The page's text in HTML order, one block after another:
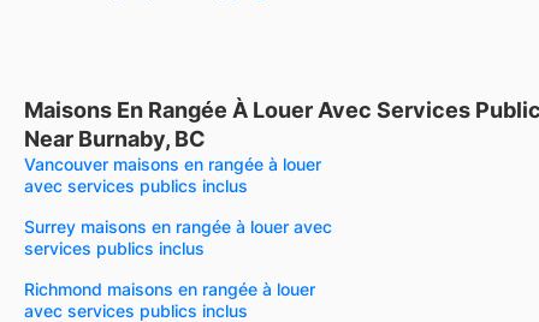
Maisons En Rangée À Louer Avec Services
Near Burnaby, BC
Vancouver maisons en rangée à louer
avec services publics inclus
Surrey maisons en rangée à louer avec
services publics inclus
Richmond maisons en rangée à louer
avec services publics inclus